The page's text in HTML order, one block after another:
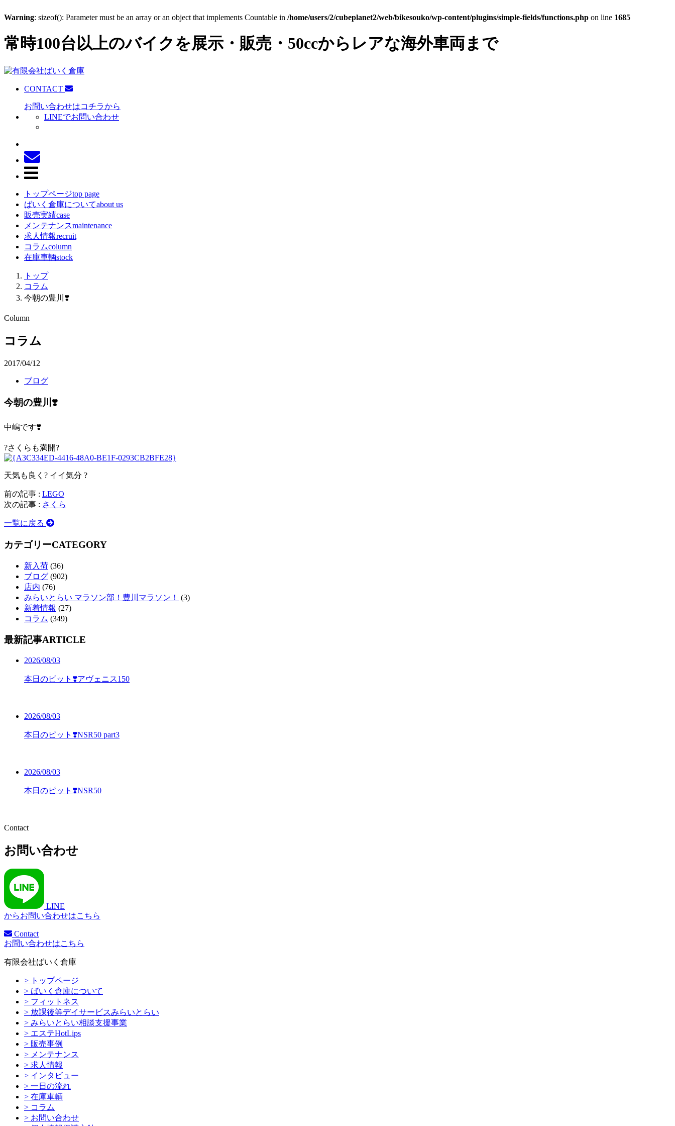
Warning: sizeof(): Parameter must be an array or an object that implements Countable in /home/users/2/cubeplanet2/web/bikesouko/wp-content/plugins/simple-fields/functions.php on line 1685
常時100台以上のバイクを展示・販売・50ccからレアな海外車両まで
CONTACT
お問い合わせはコチラから
LINEでお問い合わせ
トップページtop page
ばいく倉庫についてabout us
販売実績case
メンテナンスmaintenance
求人情報recruit
コラムcolumn
在庫車輌stock
トップ
コラム
今朝の豊川❣️
Column
コラム
2017/04/12
ブログ
今朝の豊川❣️
中嶋です❣️
?さくらも満開?
天気も良く? イイ気分 ?
前の記事 : LEGO
次の記事 : さくら
一覧に戻る
カテゴリーCATEGORY
新入荷 (36)
ブログ (902)
店内 (76)
みらいとらい マラソン部！豊川マラソン！
(3)
新着情報 (27)
コラム (349)
最新記事ARTICLE
2026/08/03
本日のピット❣️アヴェニス150
2026/08/03
本日のピット❣️NSR50 part3
2026/08/03
本日のピット❣️NSR50
Contact
お問い合わせ
LINE
からお問い合わせはこちら
Contact
お問い合わせはこちら
有限会社ばいく倉庫
> トップページ
> ばいく倉庫について
> フィットネス
> 放課後等デイサービスみらいとらい
> みらいとらい相談支援事業
> エステHotLips
> 販売事例
> メンテナンス
> 求人情報
> インタビュー
> 一日の流れ
> 在庫車輌
> コラム
> お問い合わせ